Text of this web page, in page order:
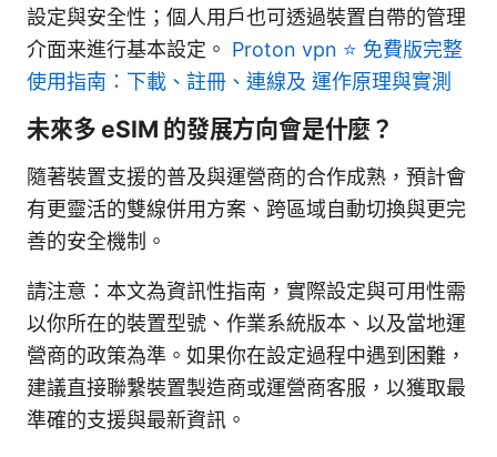
設定與安全性；個人用戶也可透過裝置自帶的管理
介面来進行基本設定。 Proton vpn ⭐ 免費版完整
使用指南：下載、註冊、連線及 運作原理與實測
未來多 eSIM 的發展方向會是什麼？
隨著裝置支援的普及與運營商的合作成熟，預計會
有更靈活的雙線併用方案、跨區域自動切換與更完
善的安全機制。
請注意：本文為資訊性指南，實際設定與可用性需
以你所在的裝置型號、作業系統版本、以及當地運
營商的政策為準。如果你在設定過程中遇到困難，
建議直接聯繫裝置製造商或運營商客服，以獲取最
準確的支援與最新資訊。